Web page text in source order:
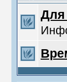
Для